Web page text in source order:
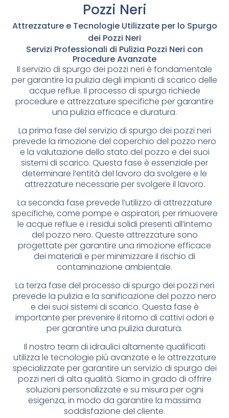
Pozzi Neri
Attrezzature e Tecnologie Utilizzate per lo Spurgo
dei Pozzi Neri
Servizi Professionali di Pulizia Pozzi Neri con
Procedure Avanzate
Il servizio di spurgo dei pozzi neri è fondamentale
per garantire la pulizia degli impianti di scarico delle
acque reflue. Il processo di spurgo richiede
procedure e attrezzature specifiche per garantire
una pulizia efficace e duratura.
La prima fase del servizio di spurgo dei pozzi neri
prevede la rimozione del coperchio del pozzo nero
e la valutazione dello stato del pozzo e dei suoi
sistemi di scarico. Questa fase è essenziale per
determinare l’entità del lavoro da svolgere e le
attrezzature necessarie per svolgere il lavoro.
La seconda fase prevede l’utilizzo di attrezzature
specifiche, come pompe e aspiratori, per rimuovere
le acque reflue e i residui solidi presenti all’interno
del pozzo nero. Queste attrezzature sono
progettate per garantire una rimozione efficace
dei materiali e per minimizzare il rischio di
contaminazione ambientale.
La terza fase del processo di spurgo dei pozzi neri
prevede la pulizia e la sanificazione del pozzo nero
e dei suoi sistemi di scarico. Questa fase è
importante per prevenire il ritorno di cattivi odori e
per garantire una pulizia duratura.
Il nostro team di idraulici altamente qualificati
utilizza le tecnologie più avanzate e le attrezzature
specializzate per garantire un servizio di spurgo dei
pozzi neri di alta qualità. Siamo in grado di offrire
soluzioni personalizzate e su misura per ogni
esigenza, in modo da garantire la massima
soddisfazione del cliente.